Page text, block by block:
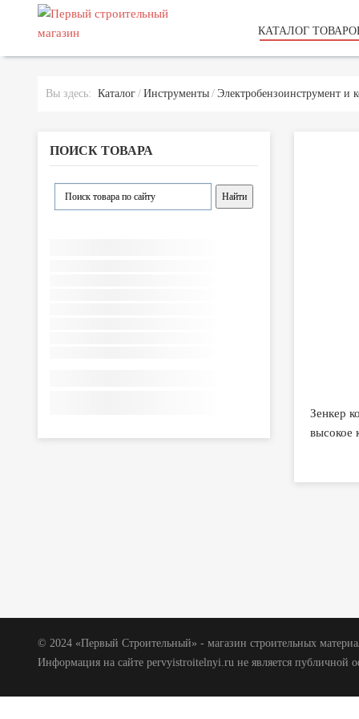
КАТАЛОГ
Вы здесь: Каталог Инструменты Электробензоинструмент и
ПОИСК ТОВАРА
Зенкер
высокое
© 2024 «Первый Строительный» - магазин строительных
Информация на сайте pervyistroitelnyi.ru не является публичной